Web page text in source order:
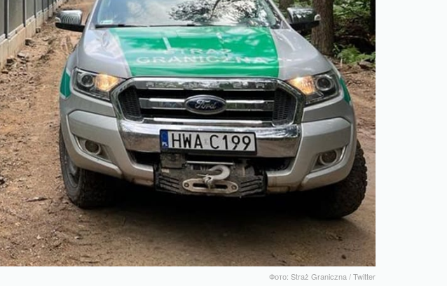
Фото: Straż Graniczna / Twitter